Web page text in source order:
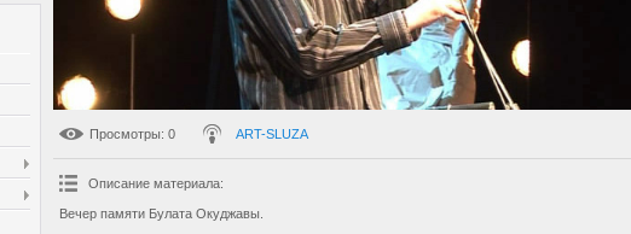
Просмотры: 0 ART-SLUZA
Описание материала:
Вечер памяти Булата Окуджавы.